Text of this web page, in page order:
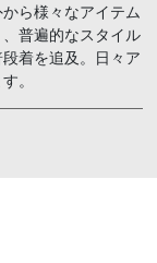
ら様々なアイテム
普遍的なスタイル
着を追及。日々ア
。